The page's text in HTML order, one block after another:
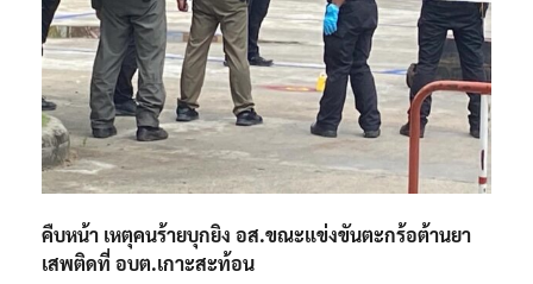
คืบหน้า เหตุคนร้ายบุกยิง อส.ขณะแข่งขันตะกร้อต้านยา
เสพติดที่ อบต.เกาะสะท้อน